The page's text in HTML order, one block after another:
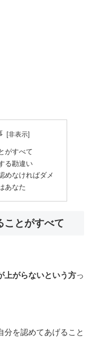
がすべて
る勘違い
めなければダメ
あなた
ことがすべて
上がらないという方っ
分を認めてあげること